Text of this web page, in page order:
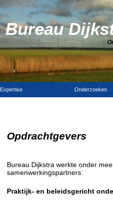
Bureau
Expertise Onderzoeken
Opdrachtgevers
Bureau Dijkstra werkte onder
samenwerkingspartners:
Praktijk- en beleidsgericht